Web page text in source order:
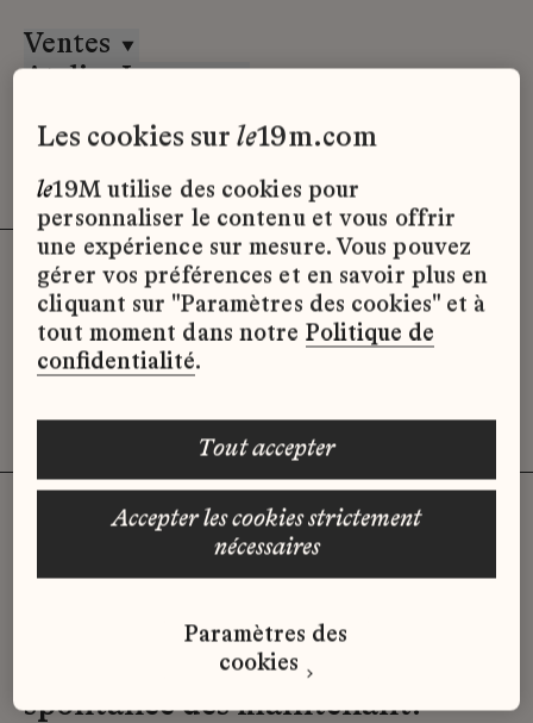
Ventes
Atelier Lognon
Désolé, il semble qu’il n’y ait pas
d’offres d’emploi disponibles pour le
moment.
Vous n'avez pas trouvé d'offre
qui correspond à votre profil ?
Envoyez-nous votre candidature
spontanée dès maintenant.
les cookies surle19m.com
le19M utilise des cookies pour
personnaliser le contenu et vous offrir
une expérience sur mesure. Vous pouvez
gérer vos préférences et en savoir plus en
cliquant sur "Paramètres des cookies" et à
tout moment dans notre Politique de
confidentialité.
accepter les cookies strictement
nécessaires
tout accepter
Paramètres des
cookies